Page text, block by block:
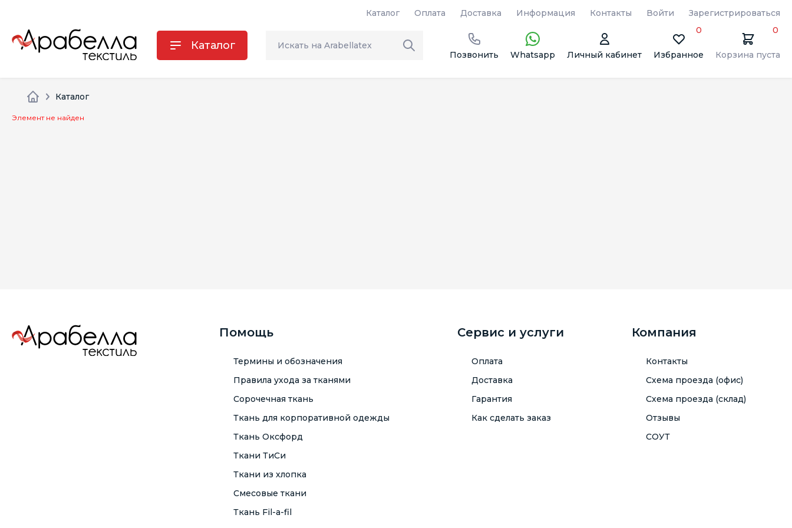
Каталог Оплата Доставка Информация Контакты Войти Зарегистрироваться
Каталог
Позвонить Whatsapp Личный кабинет Избранное
0
Корзина пуста
0
Каталог
Элемент не найден
Помощь
Термины и обозначения
Правила ухода за тканями
Сорочечная ткань
Ткань для корпоративной одежды
Ткань Оксфорд
Ткани ТиСи
Ткани из хлопка
Смесовые ткани
Ткань Fil-a-fil
Сервис и услуги
Оплата
Доставка
Гарантия
Как сделать заказ
Компания
Контакты
Схема проезда (офис)
Схема проезда (склад)
Отзывы
СОУТ